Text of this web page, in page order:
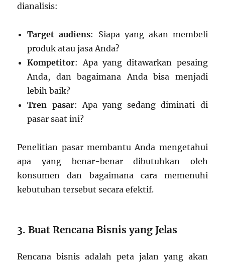
dianalisis:
Target audiens: Siapa yang akan membeli
produk atau jasa Anda?
Kompetitor: Apa yang ditawarkan pesaing
Anda, dan bagaimana Anda bisa menjadi
lebih baik?
Tren pasar: Apa yang sedang diminati di
pasar saat ini?
Penelitian pasar membantu Anda mengetahui
apa yang benar-benar dibutuhkan oleh
konsumen dan bagaimana cara memenuhi
kebutuhan tersebut secara efektif.
3. Buat Rencana Bisnis yang Jelas
Rencana bisnis adalah peta jalan yang akan